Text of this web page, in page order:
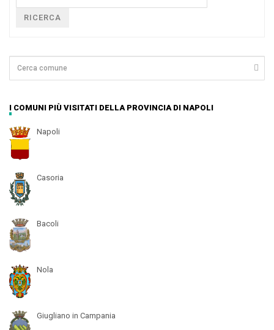
RICERCA
I COMUNI PIÙ VISITATI DELLA PROVINCIA DI NAPOLI
Napoli
Casoria
Bacoli
Nola
Giugliano in Campania